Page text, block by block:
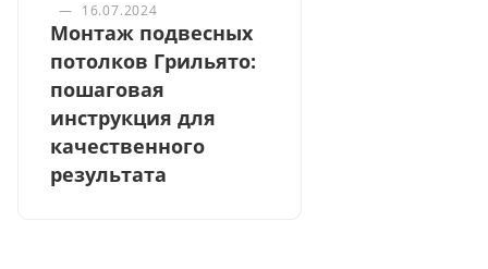
— 16.07.2024
Монтаж подвесных
потолков Грильято:
пошаговая
инструкция для
качественного
результата